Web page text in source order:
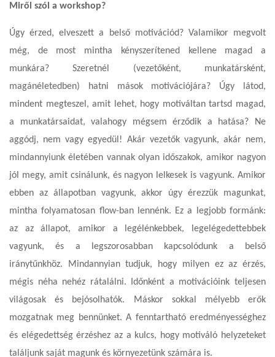
Miről szól a workshop?
Úgy érzed, elveszett a belső motivációd? Valamikor megvolt
még, de most mintha kényszerítened kellene magad a
munkára? Szeretnél (vezetőként, munkatársként,
magánéletedben) hatni mások motivációjára? Úgy látod,
mindent megteszel, amit lehet, hogy motiváltan tartsd magad,
a munkatársaidat, valahogy mégsem érződik a hatása? Ne
aggódj, nem vagy egyedül! Akár vezetők vagyunk, akár nem,
mindannyiunk életében vannak olyan időszakok, amikor nagyon
jól megy, amit csinálunk, és nagyon lelkesek is vagyunk. Amikor
ebben az állapotban vagyunk, akkor úgy érezzük magunkat,
mintha folyamatosan flow-ban lennénk. Ez a legjobb formánk:
az az állapot, amikor a legélénkebbek, legelégedettebbek
vagyunk, és a legszorosabban kapcsolódunk a belső
iránytűnkhöz. Mindannyian tudjuk, hogy milyen ez az érzés,
mégis néha nehéz rátalálni. Időnként a motivációink teljesen
világosak és bejósolhatók. Máskor sokkal mélyebb erők
mozgatnak meg bennünket. A fenntartható eredményességhez
és elégedettség érzéshez az a kulcs, hogy motiváló helyzeteket
találjunk saját magunk és környezetünk számára is.